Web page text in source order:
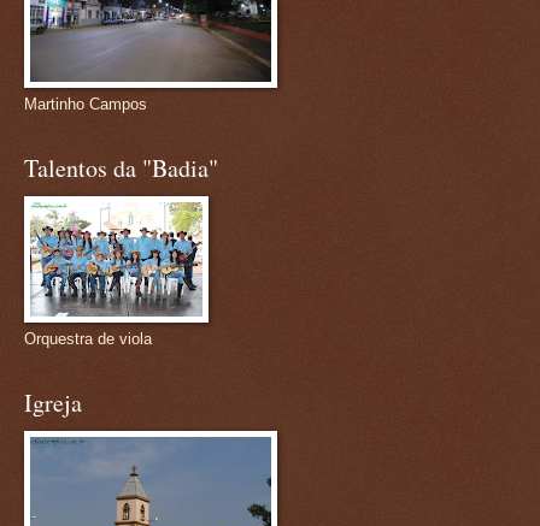
Martinho Campos
Talentos da "Badia"
Orquestra de viola
Igreja